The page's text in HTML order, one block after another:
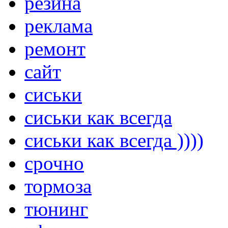
реклама
ремонт
сайт
сиськи
сиськи как всегда
сиськи как всегда ))))
срочно
тормоза
тюнинг